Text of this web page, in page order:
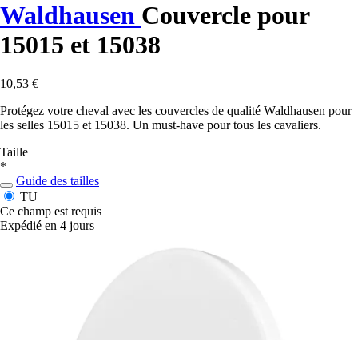
Waldhausen Couvercle pour
15015 et 15038
10,53 €
Protégez votre cheval avec les couvercles de qualité Waldhausen pour
les selles 15015 et 15038. Un must-have pour tous les cavaliers.
Taille
*
Guide des tailles
TU
Ce champ est requis
Expédié en 4 jours